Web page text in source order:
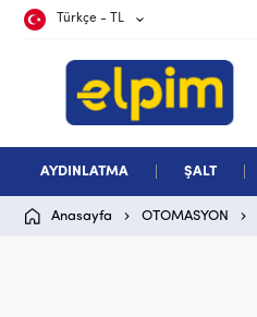
Türkçe - TL
AYDINLATMA ŞALT
Anasayfa OTOMASYON